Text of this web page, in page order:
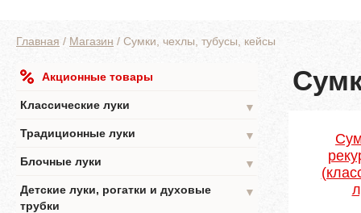
Главная / Магазин / Сумки, чехлы, тубусы, кейсы
Акционные товары
Классические луки
▼
Традиционные луки
▼
Блочные луки
▼
Детские луки, рогатки и духовые
трубки
▼